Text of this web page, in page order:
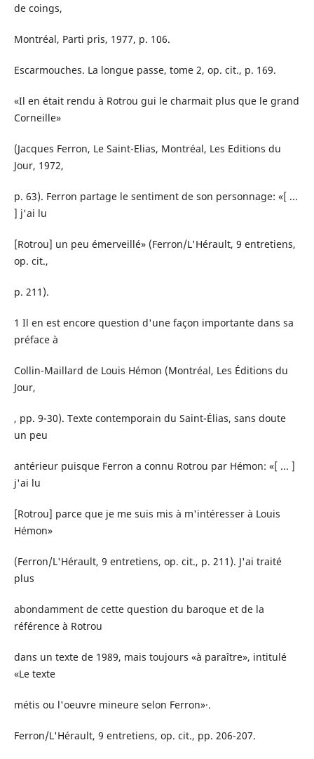
de coings,
Montréal, Parti pris, 1977, p. 106.
Escarmouches. La longue passe, tome 2, op. cit., p. 169.
«Il en était rendu à Rotrou gui le charmait plus que le grand
Corneille»
(Jacques Ferron, Le Saint-Elias, Montréal, Les Editions du
Jour, 1972,
p. 63). Ferron partage le sentiment de son personnage: «[ ...
] j'ai lu
[Rotrou] un peu émerveillé» (Ferron/L'Hérault, 9 entretiens,
op. cit.,
p. 211).
1 Il en est encore question d'une façon importante dans sa
préface à
Collin-Maillard de Louis Hémon (Montréal, Les Éditions du
Jour,
, pp. 9-30). Texte contemporain du Saint-Élias, sans doute
un peu
antérieur puisque Ferron a connu Rotrou par Hémon: «[ ... ]
j'ai lu
[Rotrou] parce que je me suis mis à m'intéresser à Louis
Hémon»
(Ferron/L'Hérault, 9 entretiens, op. cit., p. 211). J'ai traité
plus
abondamment de cette question du baroque et de la
référence à Rotrou
dans un texte de 1989, mais toujours «à paraître», intitulé
«Le texte
métis ou l'oeuvre mineure selon Ferron»·.
Ferron/L'Hérault, 9 entretiens, op. cit., pp. 206-207.